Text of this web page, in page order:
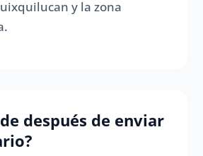
y la zona
después de enviar